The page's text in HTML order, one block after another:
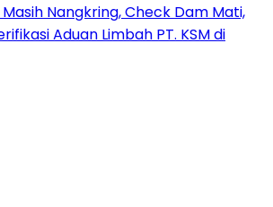
Nangkring, Check Dam Mati,
Aduan Limbah PT. KSM di